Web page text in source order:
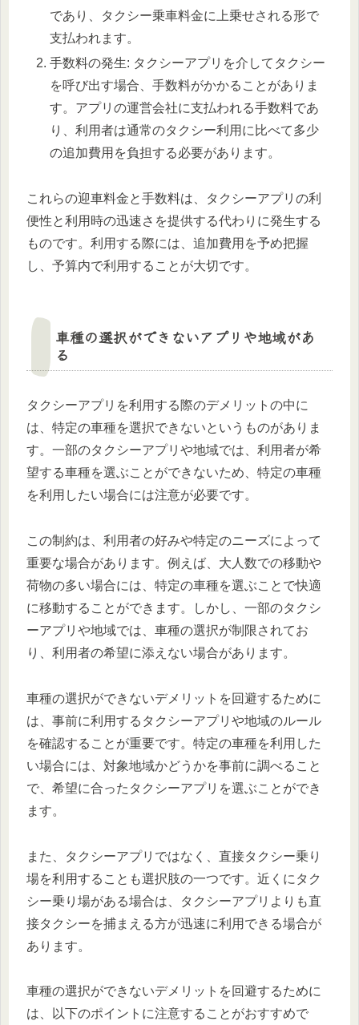
であり、タクシー乗車料金に上乗せされる形で
支払われます。
手数料の発生: タクシーアプリを介してタクシー
を呼び出す場合、手数料がかかることがありま
す。アプリの運営会社に支払われる手数料であ
り、利用者は通常のタクシー利用に比べて多少
の追加費用を負担する必要があります。
これらの迎車料金と手数料は、タクシーアプリの利
便性と利用時の迅速さを提供する代わりに発生する
ものです。利用する際には、追加費用を予め把握
し、予算内で利用することが大切です。
車種の選択ができないアプリや地域があ
る
タクシーアプリを利用する際のデメリットの中に
は、特定の車種を選択できないというものがありま
す。一部のタクシーアプリや地域では、利用者が希
望する車種を選ぶことができないため、特定の車種
を利用したい場合には注意が必要です。
この制約は、利用者の好みや特定のニーズによって
重要な場合があります。例えば、大人数での移動や
荷物の多い場合には、特定の車種を選ぶことで快適
に移動することができます。しかし、一部のタクシ
ーアプリや地域では、車種の選択が制限されてお
り、利用者の希望に添えない場合があります。
車種の選択ができないデメリットを回避するために
は、事前に利用するタクシーアプリや地域のルール
を確認することが重要です。特定の車種を利用した
い場合には、対象地域かどうかを事前に調べること
で、希望に合ったタクシーアプリを選ぶことができ
ます。
また、タクシーアプリではなく、直接タクシー乗り
場を利用することも選択肢の一つです。近くにタク
シー乗り場がある場合は、タクシーアプリよりも直
接タクシーを捕まえる方が迅速に利用できる場合が
あります。
車種の選択ができないデメリットを回避するために
は、以下のポイントに注意することがおすすめで